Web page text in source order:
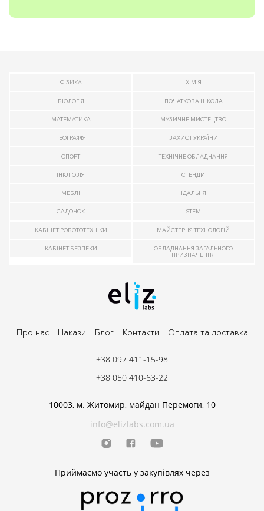
ФІЗИКА ХІМІЯ
БІОЛОГІЯ ПОЧАТКОВА ШКОЛА
МАТЕМАТИКА МУЗИЧНЕ МИСТЕЦТВО
ГЕОГРАФІЯ ЗАХИСТ УКРАЇНИ
СПОРТ ТЕХНІЧНЕ ОБЛАДНАННЯ
ІНКЛЮЗІЯ СТЕНДИ
МЕБЛІ ЇДАЛЬНЯ
САДОЧОК STEM
КАБІНЕТ РОБОТОТЕХНІКИ МАЙСТЕРНЯ ТЕХНОЛОГІЙ
КАБІНЕТ БЕЗПЕКИ
ОБЛАДНАННЯ ЗАГАЛЬНОГО
ПРИЗНАЧЕННЯ
Про нас Накази Блог Контакти Оплата та доставка
10003, м. Житомир, майдан Перемоги, 10
info@elizlabs.com.ua
Приймаємо участь у закупівлях через
+38 097 411-15-98
+38 050 410-63-22